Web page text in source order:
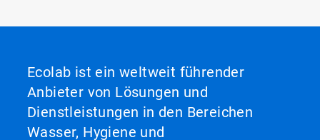
Ecolab ist ein weltweit führender
Anbieter von Lösungen und
Dienstleistungen in den Bereichen
Wasser, Hygiene und